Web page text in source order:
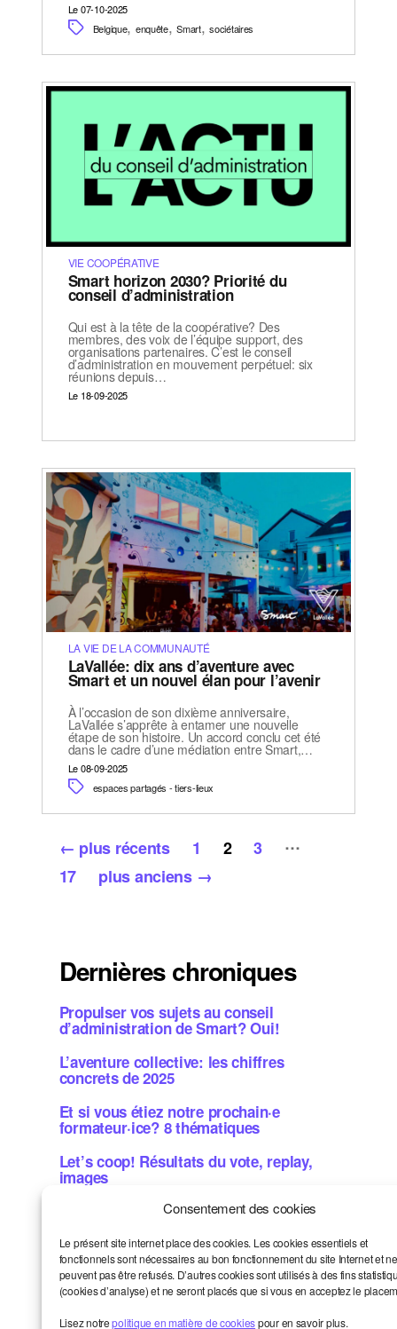
Consentement des cookies
Le présent site internet place des cookies. Les cookies essentiels et
fonctionnels sont nécessaires au bon fonctionnement du site Internet et ne
peuvent pas être refusés. D’autres cookies sont utilisés à des fins
(cookies d’analyse) et ne seront placés que si vous en acceptez le
Lisez notrepolitique en matière de cookiespour en savoir plus.
Le 07-10-2025
Belgique, enquête,Smart,sociétaires
VIE COOPÉRATIVE
Smart horizon 2030? Priorité du
conseil d’administration
Qui est à la tête de la coopérative? Des
membres, des voix de l’équipe support, des
organisations partenaires. C’est le conseil
d’administration en mouvement perpétuel: six
réunions depuis…
Le 18-09-2025
LA VIE DE LA COMMUNAUTÉ
LaVallée: dix ans d’aventure avec
Smart et un nouvel élan pour l’avenir
À l’occasion de son dixième anniversaire,
LaVallée s’apprête à entamer une nouvelle
étape de son histoire. Un accord conclu cet été
dans le cadre d’une médiation entre Smart,…
Le 08-09-2025
espaces partagés - tiers-lieux
Pagination
des
← plus récents 1 2 3
…
17
plus anciens →
Dernières chroniques
Propulser vos sujets au conseil
d’administration de Smart? Oui!
L’aventure collective: les chiffres
concrets de 2025
Et si vous étiez notre prochain·e
formateur·ice? 8 thématiques
Let’s coop! Résultats du vote, replay,
images
Métiers de la bande dessinée: une aide
Haut↑
Smart et moi
La vie de la communauté